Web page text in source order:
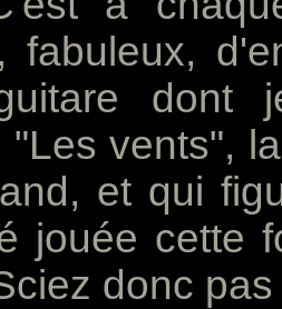
fabuleux,
dont
"Les vents",
et qui
jouée cette
donc